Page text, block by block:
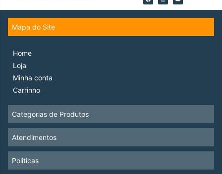
Mapa do Site
Categorias de Produtos
Atendimentos
Politicas
Home
Loja
Minha conta
Carrinho